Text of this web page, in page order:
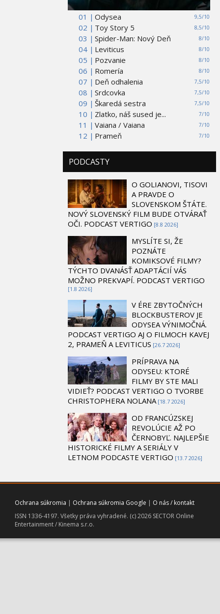
01 | 9,5/10
Odysea
02 |
8,5/10
Toy Story 5
03 |
8/10
Spider-Man: Nový Deň
04 |
8/10
Leviticus
05 |
8/10
Pozvanie
06 |
8/10
Romería
07 |
7,5/10
Deň odhalenia
08 |
7,5/10
Srdcovka
09 |
7,5/10
Škaredá sestra
10 |
7/10
Zlatko, náš sused je...
11 |
7/10
Vaiana / Vaiana
12 |
7/10
Prameň
PODCASTY
O GOLIANOVI, TISOVI
A PRAVDE O
SLOVENSKOM ŠTÁTE.
NOVÝ SLOVENSKÝ FILM BUDE OTVÁRAŤ
OČI. PODCAST VERTIGO [8.8 2026]
MYSLÍTE SI, ŽE
POZNÁTE
KOMIKSOVÉ FILMY?
TÝCHTO DVANÁSŤ ADAPTÁCIÍ VÁS
MOŽNO PREKVAPÍ. PODCAST VERTIGO
[1.8 2026]
V ÉRE ZBYTOČNÝCH
BLOCKBUSTEROV JE
ODYSEA VÝNIMOČNÁ.
PODCAST VERTIGO AJ O FILMOCH KAVEJ
2, PRAMEŇ A LEVITICUS [26.7 2026]
PRÍPRAVA NA
ODYSEU: KTORÉ
FILMY BY STE MALI
VIDIEŤ? PODCAST VERTIGO O TVORBE
CHRISTOPHERA NOLANA [18.7 2026]
OD FRANCÚZSKEJ
REVOLÚCIE AŽ PO
ČERNOBYĽ. NAJLEPŠIE
HISTORICKÉ FILMY A SERIÁLY V
LETNOM PODCASTE VERTIGO [13.7 2026]
Ochrana súkromia | Ochrana súkromia Google | O nás / kontakt
ISSN 1336-4197. Všetky práva vyhradené. (c) 2026 SECTOR Online
Entertainment / Kinema s.r.o.